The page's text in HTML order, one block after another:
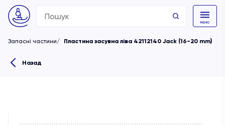
Search
for:
Запасні частини Пластина засувна ліва 42112140 Jack (16-20 mm)
Назад